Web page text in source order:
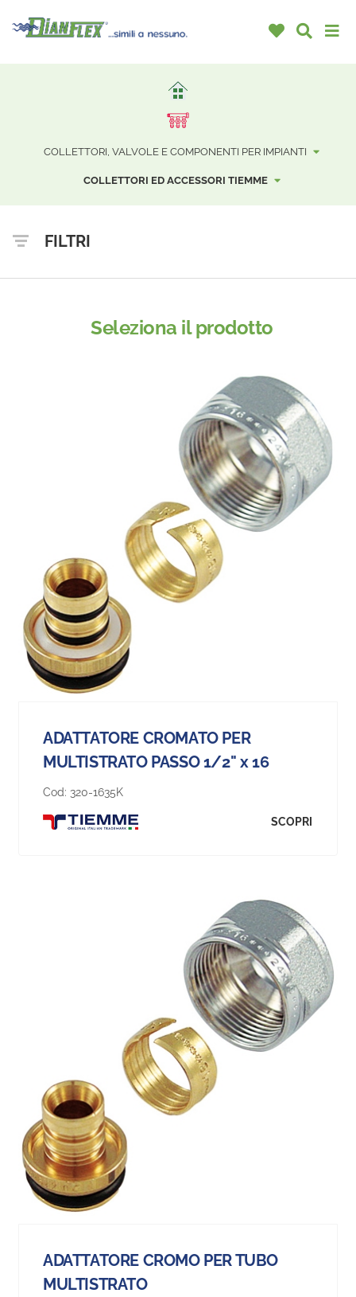
COLLETTORI, VALVOLE E COMPONENTI PER IMPIANTI
COLLETTORI ED ACCESSORI TIEMME
FILTRI
Seleziona il prodotto
ADATTATORE CROMATO PER
MULTISTRATO PASSO 1/2" x 16
Cod: 320-1635K
SCOPRI
ADATTATORE CROMO PER TUBO
MULTISTRATO